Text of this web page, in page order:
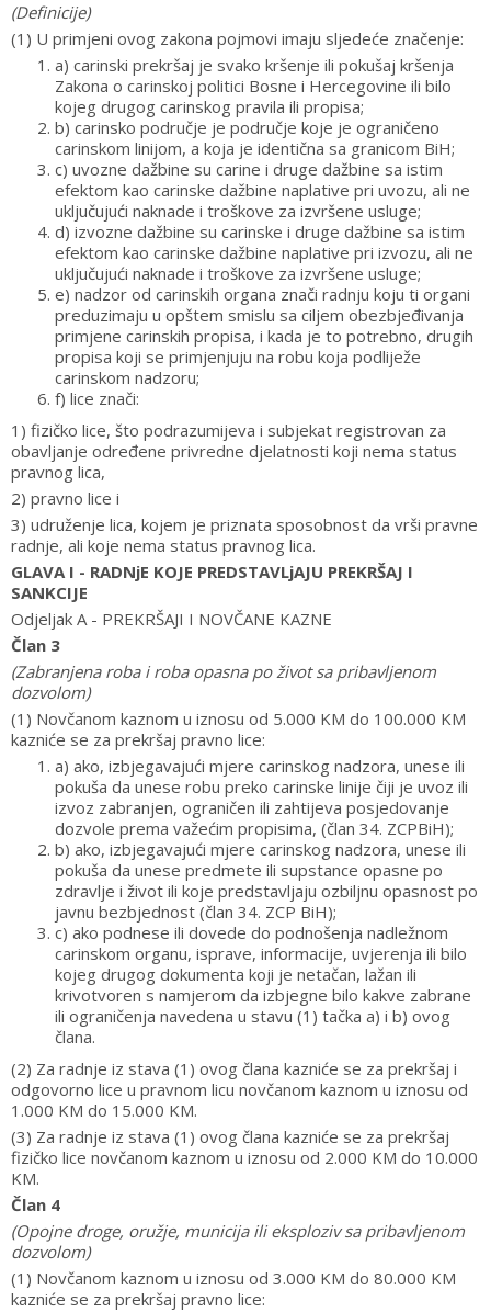
(Definicije)
(1) U primjeni ovog zakona pojmovi imaju sljedeće značenje:
a) carinski prekršaj je svako kršenje ili pokušaj kršenja
Zakona o carinskoj politici Bosne i Hercegovine ili bilo
kojeg drugog carinskog pravila ili propisa;
b) carinsko područje je područje koje je ograničeno
carinskom linijom, a koja je identična sa granicom BiH;
c) uvozne dažbine su carine i druge dažbine sa istim
efektom kao carinske dažbine naplative pri uvozu, ali ne
uključujući naknade i troškove za izvršene usluge;
d) izvozne dažbine su carinske i druge dažbine sa istim
efektom kao carinske dažbine naplative pri izvozu, ali ne
uključujući naknade i troškove za izvršene usluge;
e) nadzor od carinskih organa znači radnju koju ti organi
preduzimaju u opštem smislu sa ciljem obezbjeđivanja
primjene carinskih propisa, i kada je to potrebno, drugih
propisa koji se primjenjuju na robu koja podliježe
carinskom nadzoru;
f) lice znači:
1) fizičko lice, što podrazumijeva i subjekat registrovan za
obavljanje određene privredne djelatnosti koji nema status
pravnog lica,
2) pravno lice i
3) udruženje lica, kojem je priznata sposobnost da vrši pravne
radnje, ali koje nema status pravnog lica.
GLAVA I - RADNjE KOJE PREDSTAVLjAJU PREKRŠAJ I
SANKCIJE
Odjeljak A - PREKRŠAJI I NOVČANE KAZNE
Član 3
(Zabranjena roba i roba opasna po život sa pribavljenom
dozvolom)
(1) Novčanom kaznom u iznosu od 5.000 KM do 100.000 KM
kazniće se za prekršaj pravno lice:
a) ako, izbjegavajući mjere carinskog nadzora, unese ili
pokuša da unese robu preko carinske linije čiji je uvoz ili
izvoz zabranjen, ograničen ili zahtijeva posjedovanje
dozvole prema važećim propisima, (član 34. ZCPBiH);
b) ako, izbjegavajući mjere carinskog nadzora, unese ili
pokuša da unese predmete ili supstance opasne po
zdravlje i život ili koje predstavljaju ozbiljnu opasnost po
javnu bezbjednost (član 34. ZCP BiH);
c) ako podnese ili dovede do podnošenja nadležnom
carinskom organu, isprave, informacije, uvjerenja ili bilo
kojeg drugog dokumenta koji je netačan, lažan ili
krivotvoren s namjerom da izbjegne bilo kakve zabrane
ili ograničenja navedena u stavu (1) tačka a) i b) ovog
člana.
(2) Za radnje iz stava (1) ovog člana kazniće se za prekršaj i
odgovorno lice u pravnom licu novčanom kaznom u iznosu od
1.000 KM do 15.000 KM.
(3) Za radnje iz stava (1) ovog člana kazniće se za prekršaj
fizičko lice novčanom kaznom u iznosu od 2.000 KM do 10.000
KM.
Član 4
(Opojne droge, oružje, municija ili eksploziv sa pribavljenom
dozvolom)
(1) Novčanom kaznom u iznosu od 3.000 KM do 80.000 KM
kazniće se za prekršaj pravno lice: